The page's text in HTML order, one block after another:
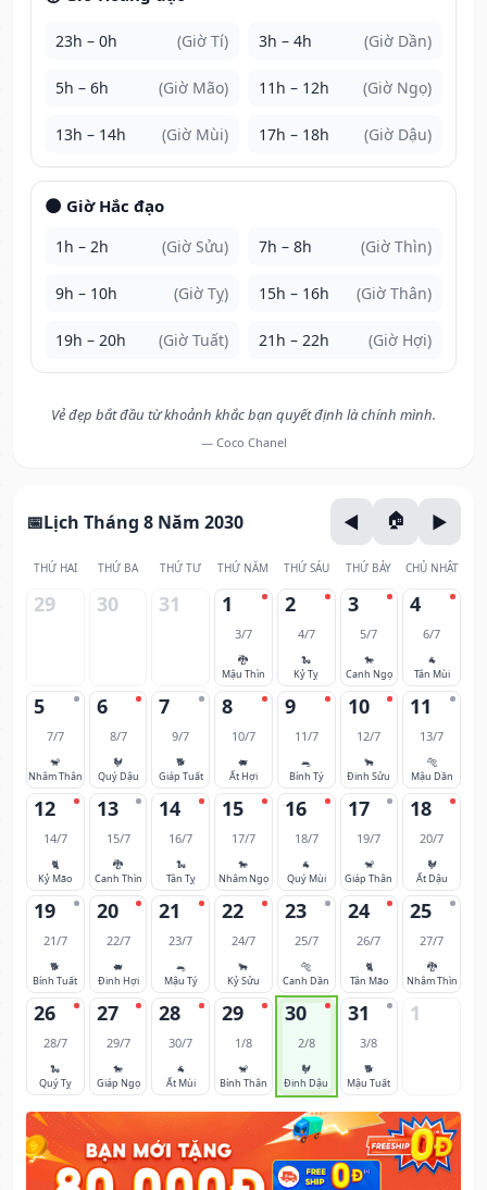
23h – 0h (Giờ Tí) 3h – 4h (Giờ Dần)
5h – 6h (Giờ Mão) 11h – 12h (Giờ Ngọ)
13h – 14h (Giờ Mùi) 17h – 18h (Giờ Dậu)
🌑 Giờ Hắc đạo
1h – 2h (Giờ Sửu) 7h – 8h (Giờ Thìn)
9h – 10h (Giờ Tỵ) 15h – 16h (Giờ Thân)
19h – 20h (Giờ Tuất) 21h – 22h (Giờ Hợi)
Vẻ đẹp bắt đầu từ khoảnh khắc bạn quyết định là chính mình.
— Coco Chanel
Lịch Tháng 8 Năm 2030
THỨ HAI THỨ BA THỨ TƯ THỨ NĂM THỨ SÁU THỨ BẢY CHỦ NHẬT
29 30 31 1
3/7
🐉
Mậu Thìn
2
4/7
🐍
Kỷ Tỵ
3
5/7
🐎
Canh Ngọ
4
6/7
🐐
Tân Mùi
5
7/7
🐒
Nhâm Thân
6
8/7
🐓
Quý Dậu
7
9/7
🐕
Giáp Tuất
8
10/7
🐖
Ất Hợi
9
11/7
🐀
Bính Tý
10
12/7
🐂
Đinh Sửu
11
13/7
🐅
Mậu Dần
12
14/7
🐈
Kỷ Mão
13
15/7
🐉
Canh Thìn
14
16/7
🐍
Tân Tỵ
15
17/7
🐎
Nhâm Ngọ
16
18/7
🐐
Quý Mùi
17
19/7
🐒
Giáp Thân
18
20/7
🐓
Ất Dậu
19
21/7
🐕
Bính Tuất
20
22/7
🐖
Đinh Hợi
21
23/7
🐀
Mậu Tý
22
24/7
🐂
Kỷ Sửu
23
25/7
🐅
Canh Dần
24
26/7
🐈
Tân Mão
25
27/7
🐉
Nhâm Thìn
26
28/7
🐍
Quý Tỵ
27
29/7
🐎
Giáp Ngọ
28
30/7
🐐
Ất Mùi
29
1/8
🐒
Bính Thân
30
2/8
🐓
Đinh Dậu
31
3/8
🐕
Mậu Tuất
1